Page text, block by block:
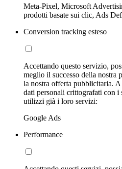
Meta-Pixel, Microsoft
prodotti basate sui clic, Ads
Conversion tracking esteso
Accettando questo servizio,
meglio il successo della nostra
la nostra offerta pubblicitaria.
dati personali crittografati con i
utilizzi già i loro servizi:
Google Ads
Performance